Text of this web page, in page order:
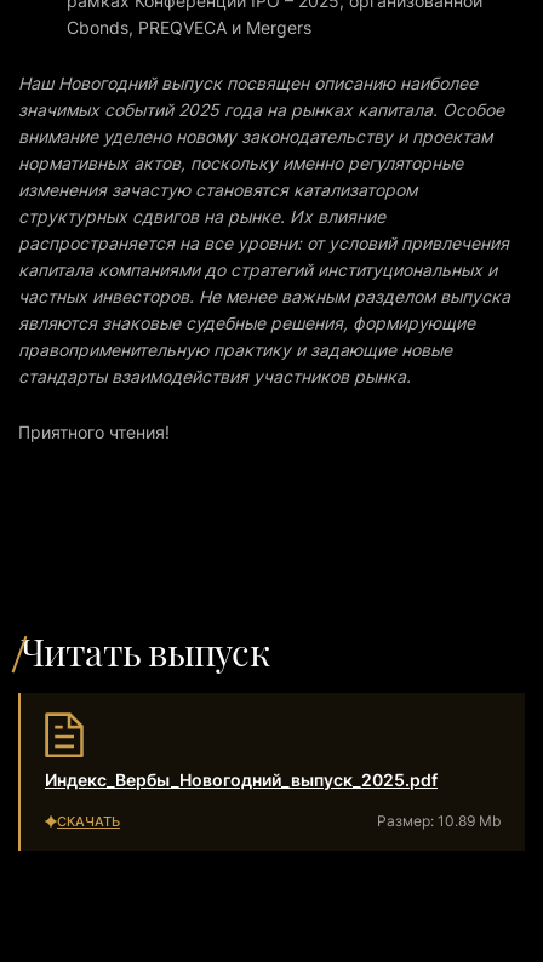
Cbonds, PREQVECA и Mergers
Наш Новогодний выпуск посвящен описанию наиболее
значимых событий 2025 года на рынках капитала. Особое
внимание уделено новому законодательству и проектам
нормативных актов, поскольку именно регуляторные
изменения зачастую становятся катализатором
структурных сдвигов на рынке. Их влияние
распространяется на все уровни: от условий привлечения
капитала компаниями до стратегий институциональных и
частных инвесторов. Не менее важным разделом выпуска
являются знаковые судебные решения, формирующие
правоприменительную практику и задающие новые
стандарты взаимодействия участников рынка.
Приятного чтения!
Читать выпуск
Индекс_Вербы_Новогодний_выпуск_2025.pdf
СКАЧАТЬ Размер: 10.89 Mb